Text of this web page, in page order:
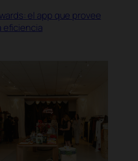
el app que provee
eficiencia